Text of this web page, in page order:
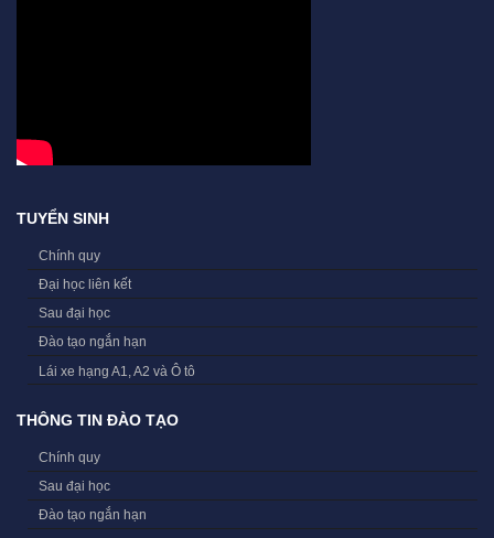
TUYỂN SINH
Chính quy
Đại học liên kết
Sau đại học
Đào tạo ngắn hạn
Lái xe hạng A1, A2 và Ô tô
THÔNG TIN ĐÀO TẠO
Chính quy
Sau đại học
Đào tạo ngắn hạn